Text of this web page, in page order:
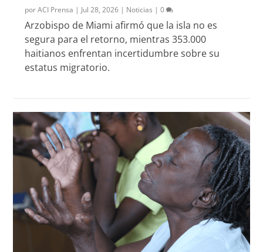
porACI Prensa | Jul 28, 2026 | Noticias |0
Arzobispo de Miami afirmó que la isla no es
segura para el retorno, mientras 353.000
haitianos enfrentan incertidumbre sobre su
estatus migratorio.